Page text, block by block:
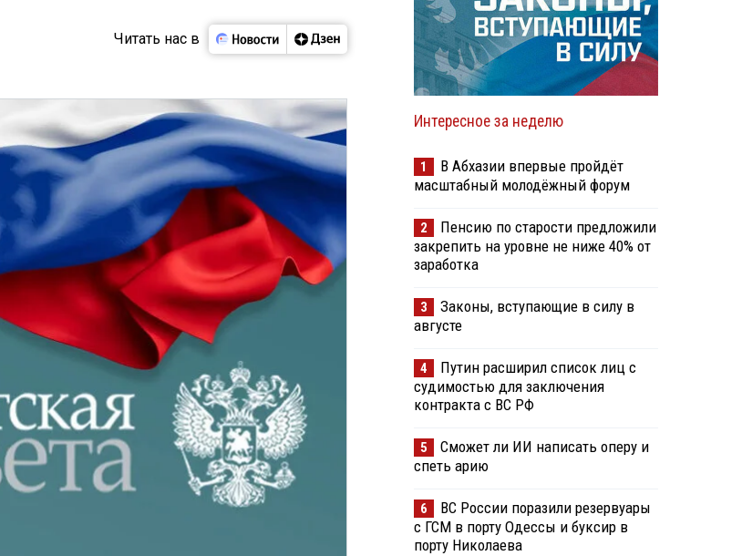
Читать нас в
Интересное за неделю
1
В Абхазии впервые пройдёт
масштабный молодёжный форум
2
Пенсию по старости предложили
закрепить на уровне не ниже 40% от
заработка
3
Законы, вступающие в силу в
августе
4
Путин расширил список лиц с
судимостью для заключения
контракта с ВС РФ
5
Сможет ли ИИ написать оперу и
спеть арию
6
ВС России поразили резервуары
с ГСМ в порту Одессы и буксир в
порту Николаева